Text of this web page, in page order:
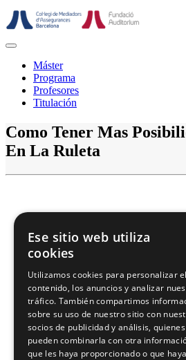
Saltar
al
Botón
abrir
Máster
Programa
Profesores
Titulación
Botón
de
cerrar
Como Tener Mas
En La Ruleta
Ese sitio web utiliza
cookies
Utilizamos cookies para personalizar el
contenido, los anuncios y analizar
tráfico. También compartimos
sobre su uso de nuestro sitio con
socios de publicidad y análisis, quienes
pueden combinarla con otra
que les haya proporcionado o que